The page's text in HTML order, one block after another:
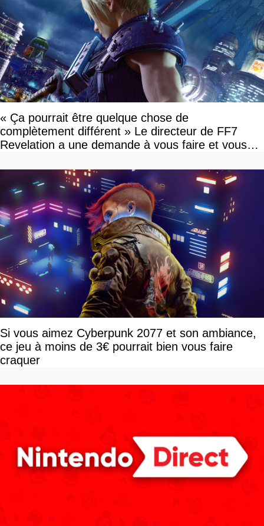
« Ça pourrait être quelque chose de
complètement différent » Le directeur de FF7
Revelation a une demande à vous faire et vous
Si vous aimez Cyberpunk 2077 et son ambiance,
ce jeu à moins de 3€ pourrait bien vous faire
craquer